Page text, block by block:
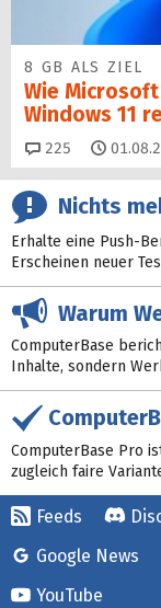
8 GB ALS ZIEL
Wie
Windows 11
225 Kommentare
Nichts
Erhalte eine Push-
Erscheinen neuer
Warum
ComputerBase
Inhalte, sondern
ComputerBase Pro
zugleich faire
Feeds
Google News
YouTube